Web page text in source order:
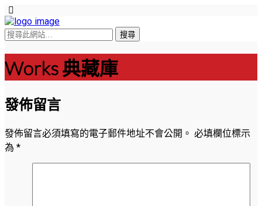
Works 典藏庫
發佈留言
發佈留言必須填寫的電子郵件地址不會公開。 必填欄位標示
為 *